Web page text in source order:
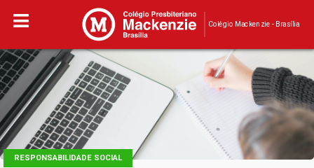
Colégio Mackenzie - Brasília
RESPONSABILIDADE SOCIAL